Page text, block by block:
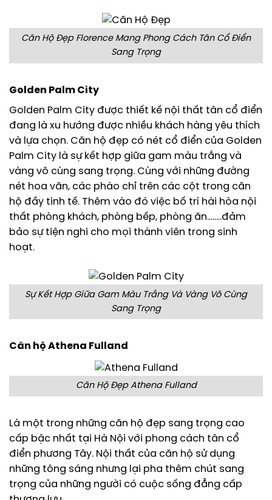
Căn Hộ Đẹp Florence Mang Phong Cách Tân Cổ Điển
Sang Trọng
Golden Palm City
Golden Palm City được thiết kế nội thất tân cổ điển
đang là xu hướng được nhiều khách hàng yêu thích
và lựa chọn. Căn hộ đẹp có nét cổ điển của Golden
Palm City là sự kết hợp giữa gam màu trắng và
vàng vô cùng sang trọng. Cùng với những đường
nét hoa văn, các phào chỉ trên các cột trong căn
hộ đầy tinh tế. Thêm vào đó việc bố trí hài hòa nội
thất phòng khách, phòng bếp, phòng ăn……..đảm
bảo sự tiện nghi cho mọi thành viên trong sinh
hoạt.
Sự Kết Hợp Giữa Gam Màu Trắng Và Vàng Vô Cùng
Sang Trọng
Căn hộ Athena Fulland
Căn Hộ Đẹp Athena Fulland
Là một trong những căn hộ đẹp sang trọng cao
cấp bậc nhất tại Hà Nội với phong cách tân cổ
điển phương Tây. Nội thất của căn hộ sử dụng
những tông sáng nhưng lại pha thêm chút sang
trọng của những người có cuộc sống đẳng cấp